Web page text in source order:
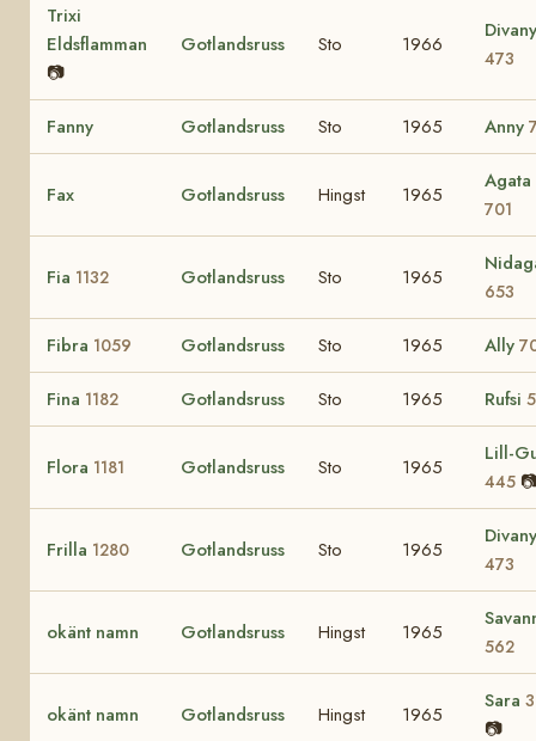
Trixi
Eldsflamman
📷
Gotlandsruss Sto 1966
Divany
473
Fanny Gotlandsruss Sto 1965 Anny
Fax Gotlandsruss Hingst 1965
Agata
701
Fia 1132 Gotlandsruss Sto 1965
653
Fibra 1059 Gotlandsruss Sto 1965 Ally
Fina 1182 Gotlandsruss Sto 1965 Rufsi
Flora 1181 Gotlandsruss Sto 1965
Lill-
445
Frilla 1280 Gotlandsruss Sto 1965
Divany
473
okänt namn Gotlandsruss Hingst 1965
562
okänt namn Gotlandsruss Hingst 1965
Sara
📷